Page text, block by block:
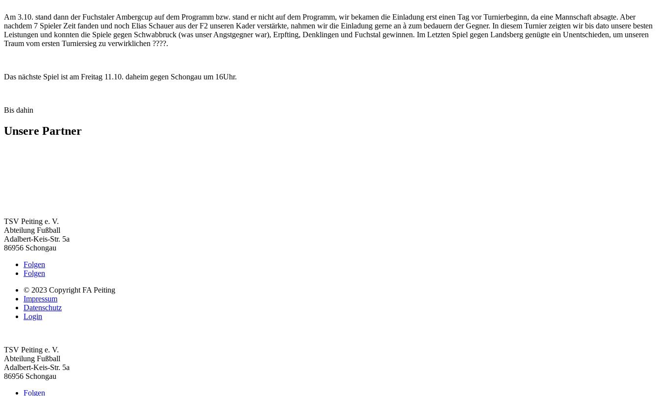
Am 3.10. stand dann der Fuchstaler Ambergcup auf dem Programm bzw. stand er nicht auf dem Programm, wir bekamen die Einladung erst einen Tag vor Turnierbeginn, da eine Mannschaft absagte. Aber
nachdem 7 Spieler Zeit fanden und noch Elias Schauer aus der F2 unseren Kader verstärkte, nahmen wir die Einladung gerne an à zum bedauern der Gegner. In diesem Turnier zeigten wir bis dato unsere besten
Leistungen und konnten die Spiele gegen Schwabbruck (was unser Angstgegner war), Erpfting, Denklingen und Fuchstal gewinnen. Im Letzten Spiel gegen Landsberg genügte ein Unentschieden, um unseren
Traum vom ersten Turniersieg zu verwirklichen ????.
Das nächste Spiel ist am Freitag 11.10. daheim gegen Schongau um 16Uhr.
Bis dahin
Unsere Partner
TSV Peiting e. V.
Abteilung Fußball
Adalbert-Keis-Str. 5a
86956 Schongau
Folgen
Folgen
© 2023 Copyright FA Peiting
Impressum
Datenschutz
Login
TSV Peiting e. V.
Abteilung Fußball
Adalbert-Keis-Str. 5a
86956 Schongau
Folgen